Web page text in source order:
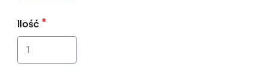
Ilość